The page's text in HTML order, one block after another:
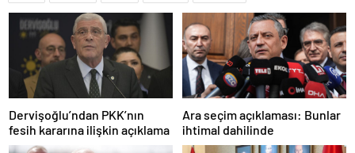
Dervişoğlu’ndan PKK’nın
fesih kararına ilişkin açıklama
Ara seçim açıklaması: Bunlar
ihtimal dahilinde